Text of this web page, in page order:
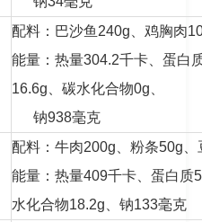
配料：巴沙鱼240g、鸡胸肉
能量：热量304.2千卡、蛋白
16.6g、碳水化合物0g、
钠938毫克
配料：牛肉200g、粉条50g、
能量：热量409千卡、蛋白质
水化合物18.2g、钠133毫克